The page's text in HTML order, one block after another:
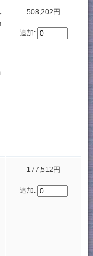
508,202円
追加:
177,512円
追加: